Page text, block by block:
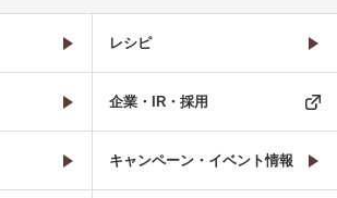
レシピ
企業・IR・採用
キャンペーン・イベント情報